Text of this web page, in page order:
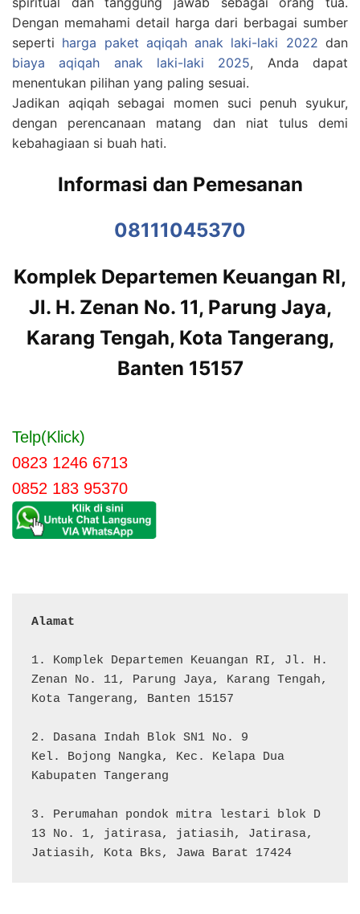
Dengan memahami detail harga dari berbagai sumber
seperti harga paket aqiqah anak laki-laki 2022 dan
biaya aqiqah anak laki-laki 2025, Anda dapat
menentukan pilihan yang paling sesuai.
Jadikan aqiqah sebagai momen suci penuh syukur,
dengan perencanaan matang dan niat tulus demi
kebahagiaan si buah hati.
Informasi dan Pemesanan
08111045370
Komplek Departemen Keuangan RI,
Jl. H. Zenan No. 11, Parung Jaya,
Karang Tengah, Kota Tangerang,
Banten 15157
Telp(Klick)
0823 1246 6713
0852 183 95370
Alamat
1. Komplek Departemen Keuangan RI, Jl. H.
Zenan No. 11, Parung Jaya, Karang Tengah,
Kota Tangerang, Banten 15157
2. Dasana Indah Blok SN1 No. 9
Kel. Bojong Nangka, Kec. Kelapa Dua
Kabupaten Tangerang
3. Perumahan pondok mitra lestari blok D
13 No. 1, jatirasa, jatiasih, Jatirasa,
Jatiasih, Kota Bks, Jawa Barat 17424